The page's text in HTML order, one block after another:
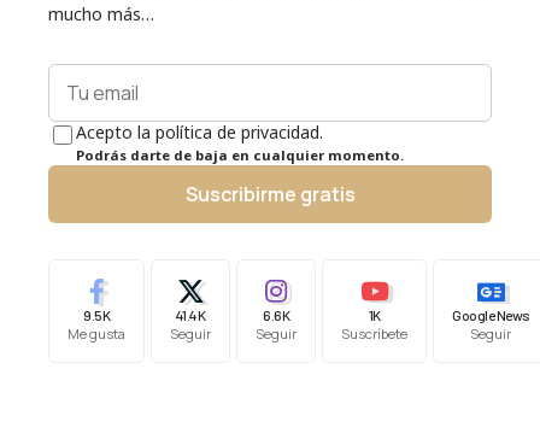
mucho más…
Acepto la política de privacidad.
Podrás darte de baja en cualquier momento.
Suscribirme gratis
9.5K
Me gusta
41.4K
Seguir
6.6K
Seguir
1K
Suscríbete
Google News
Seguir